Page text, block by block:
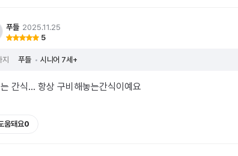
푸들 2025.11.25
5
푸들 시니어 7세+
간식... 항상 구비해놓는간식이예요
움돼요0